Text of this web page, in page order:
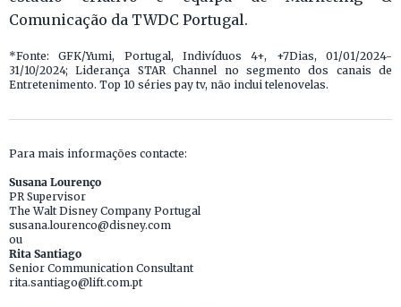
Comunicação da TWDC Portugal.
*Fonte: GFK/Yumi, Portugal, Indivíduos 4+, +7Dias, 01/01/2024-
31/10/2024; Liderança STAR Channel no segmento dos canais de
Entretenimento. Top 10 séries pay tv, não inclui telenovelas.
Para mais informações contacte:
Susana Lourenço
PR Supervisor
The Walt Disney Company Portugal
susana.lourenco@disney.com
ou
Rita Santiago
Senior Communication Consultant
rita.santiago@lift.com.pt